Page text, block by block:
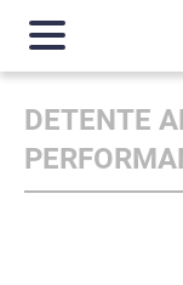
DETENTE